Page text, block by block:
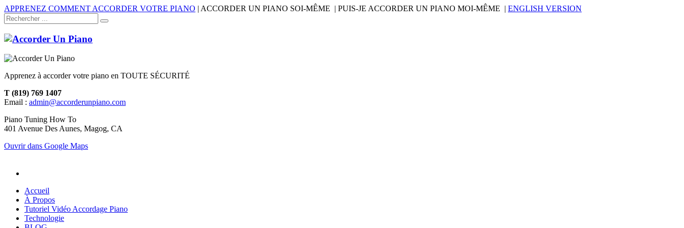
APPRENEZ COMMENT ACCORDER VOTRE PIANO | ACCORDER UN PIANO SOI-MÊME | PUIS-JE ACCORDER UN PIANO MOI-MÊME | ENGLISH VERSION
Apprenez à accorder votre piano en TOUTE SÉCURITÉ
T (819) 769 1407
Email : admin@accorderunpiano.com
Piano Tuning How To
401 Avenue Des Aunes, Magog, CA
Ouvrir dans Google Maps
Accueil
À Propos
Tutoriel Vidéo Accordage Piano
Technologie